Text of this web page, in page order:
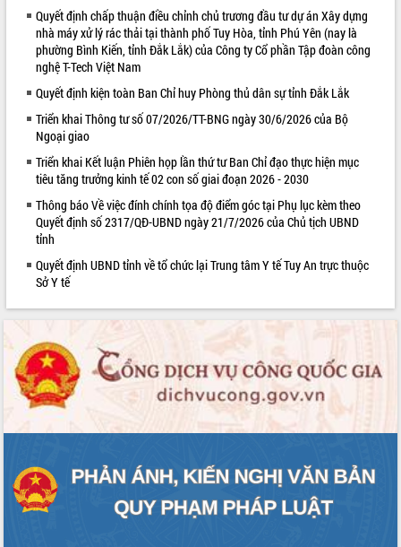
Quyết định chấp thuận điều chỉnh chủ trương đầu tư dự án Xây dựng
nhà máy xử lý rác thải tại thành phố Tuy Hòa, tỉnh Phú Yên (nay là
phường Bình Kiến, tỉnh Đắk Lắk) của Công ty Cổ phần Tập đoàn công
nghệ T-Tech Việt Nam
Quyết định kiện toàn Ban Chỉ huy Phòng thủ dân sự tỉnh Đắk Lắk
Triển khai Thông tư số 07/2026/TT-BNG ngày 30/6/2026 của Bộ
Ngoại giao
Triển khai Kết luận Phiên họp lần thứ tư Ban Chỉ đạo thực hiện mục
tiêu tăng trưởng kinh tế 02 con số giai đoạn 2026 - 2030
Thông báo Về việc đính chính tọa độ điểm góc tại Phụ lục kèm theo
Quyết định số 2317/QĐ-UBND ngày 21/7/2026 của Chủ tịch UBND
tỉnh
Quyết định UBND tỉnh về tổ chức lại Trung tâm Y tế Tuy An trực thuộc
Sở Y tế